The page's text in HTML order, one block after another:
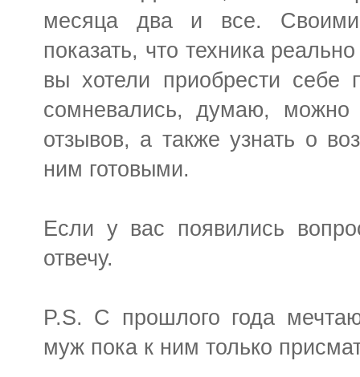
месяца два и все. Своими
показать, что техника
вы хотели приобрести себе
сомневались, думаю, можно
отзывов, а также узнать о
ним готовыми.
Если у вас появились
отвечу.
P.S. С прошлого года
муж пока к ним только